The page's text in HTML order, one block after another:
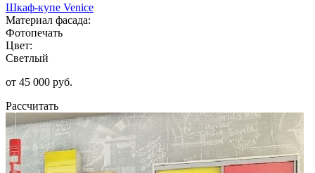
Шкаф-купе Venice
Материал фасада:
Фотопечать
Цвет:
Светлый
от 45 000 руб.
Рассчитать